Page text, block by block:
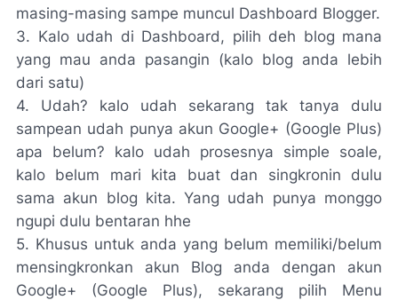
masing-masing sampe muncul Dashboard Blogger.
3. Kalo udah di Dashboard, pilih deh blog mana
yang mau anda pasangin (kalo blog anda lebih
dari satu)
4. Udah? kalo udah sekarang tak tanya dulu
sampean udah punya akun Google+ (Google Plus)
apa belum? kalo udah prosesnya simple soale,
kalo belum mari kita buat dan singkronin dulu
sama akun blog kita. Yang udah punya monggo
ngupi dulu bentaran hhe
5. Khusus untuk anda yang belum memiliki/belum
mensingkronkan akun Blog anda dengan akun
Google+ (Google Plus), sekarang pilih Menu